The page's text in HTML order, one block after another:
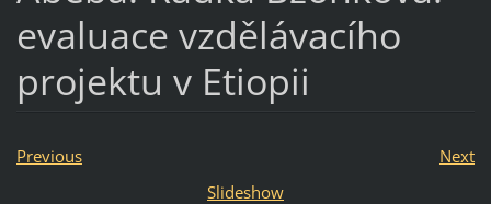
evaluace vzdělávacího
projektu v Etiopii
Previous
Next
Slideshow